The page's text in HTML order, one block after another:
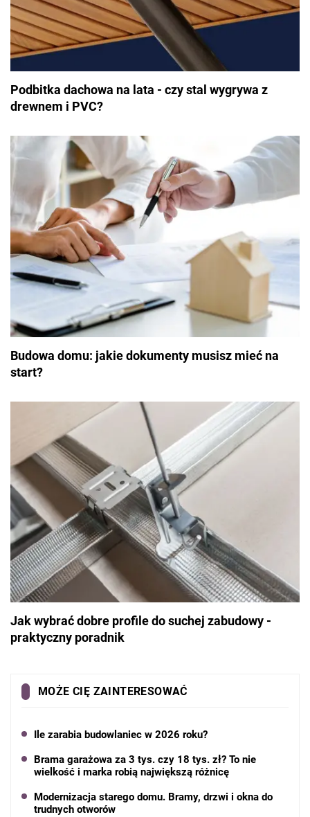
Podbitka dachowa na lata - czy stal wygrywa z
drewnem i PVC?
Budowa domu: jakie dokumenty musisz mieć na
start?
Jak wybrać dobre profile do suchej zabudowy -
praktyczny poradnik
MOŻE CIĘ ZAINTERESOWAĆ
Ile zarabia budowlaniec w 2026 roku?
Brama garażowa za 3 tys. czy 18 tys. zł? To nie
wielkość i marka robią największą różnicę
Modernizacja starego domu. Bramy, drzwi i okna do
trudnych otworów